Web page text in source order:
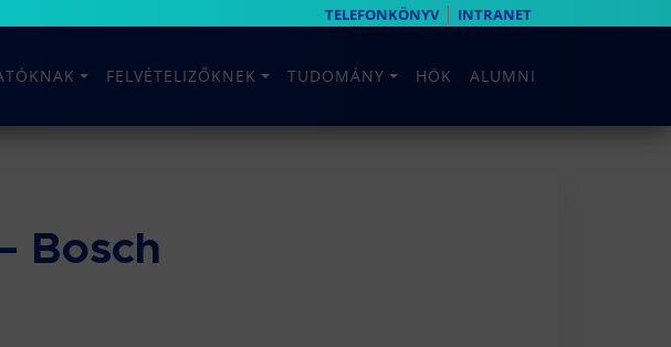
TELEFONKÖNYV| INTRANET
FELVÉTELIZŐKNEK TUDOMÁNY HÖK ALUMNI
Bosch